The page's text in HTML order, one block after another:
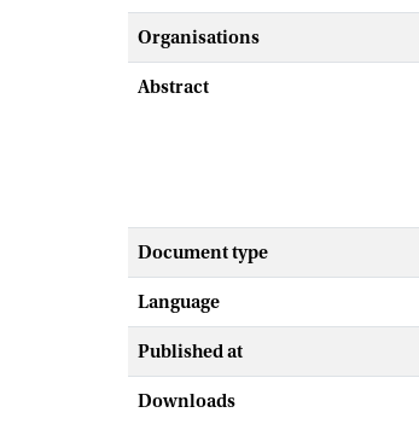
Organisations
Abstract
Document type
Language
Published at
Downloads